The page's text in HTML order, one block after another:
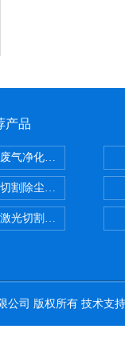
产品
气净化处理设备
割除尘设备
光切割亚克力烟雾净化
公司 版权所有 技术支